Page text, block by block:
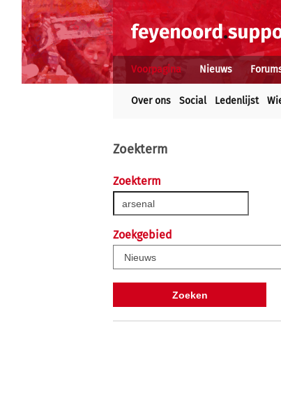
Voorpagina Nieuws
Over ons Social Ledenlijst
Zoekterm
Zoekterm
Zoekgebied